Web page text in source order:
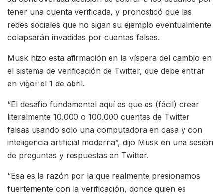
tener una cuenta verificada, y pronosticó que las
redes sociales que no sigan su ejemplo eventualmente
colapsarán invadidas por cuentas falsas.
Musk hizo esta afirmación en la víspera del cambio en
el sistema de verificación de Twitter, que debe entrar
en vigor el 1 de abril.
“El desafío fundamental aquí es que es (fácil) crear
literalmente 10.000 o 100.000 cuentas de Twitter
falsas usando solo una computadora en casa y con
inteligencia artificial moderna”, dijo Musk en una sesión
de preguntas y respuestas en Twitter.
“Esa es la razón por la que realmente presionamos
fuertemente con la verificación, donde quien es